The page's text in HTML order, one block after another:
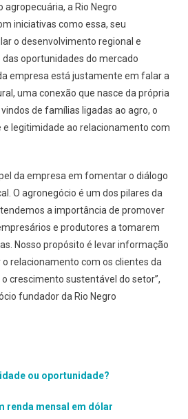
a Rio Negro
iniciativas como essa, seu
o desenvolvimento regional e
oportunidades do mercado
empresa está justamente em falar a
uma conexão que nasce da própria
de famílias ligadas ao agro, o
legitimidade ao relacionamento com
da empresa em fomentar o diálogo
O agronegócio é um dos pilares da
a importância de promover
e produtores a tomarem
Nosso propósito é levar informação
relacionamento com os clientes da
crescimento sustentável do setor”,
fundador da Rio Negro
ou oportunidade?
renda mensal em dólar